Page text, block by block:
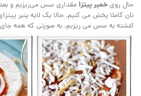
حال رویخمیر پیتزا مقداری سس می‌ریزیم و
نان کاملا پخش می کنیم. حالا یک لایه پنیر
آغشته به سس می ریزیم. به صورتی که همه جای